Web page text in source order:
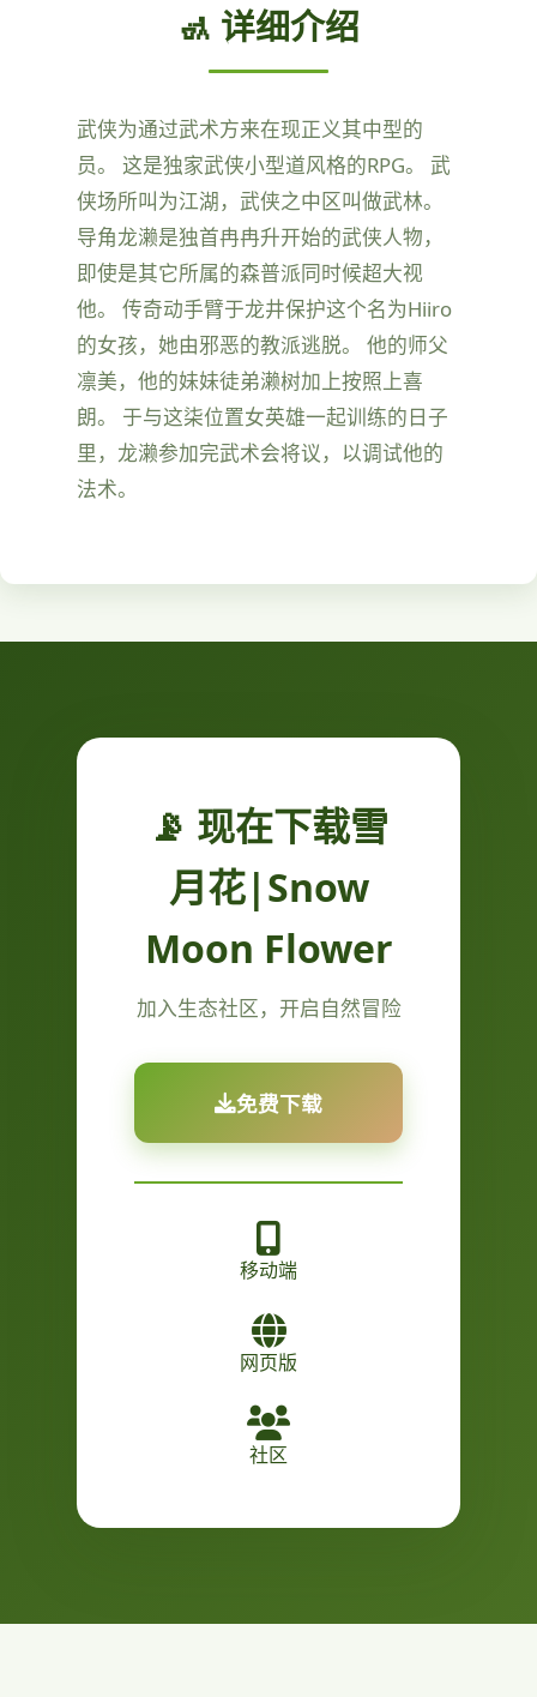
🚮 详细介绍
武侠为通过武术方来在现正义其中型的
员。 这是独家武侠小型道风格的RPG。 武
侠场所叫为江湖，武侠之中区叫做武林。
导角龙濑是独首冉冉升开始的武侠人物，
即使是其它所属的森普派同时候超大视
他。 传奇动手臂于龙井保护这个名为Hiiro
的女孩，她由邪恶的教派逃脱。 他的师父
凛美，他的妹妹徒弟濑树加上按照上喜
朗。 于与这柒位置女英雄一起训练的日子
里，龙濑参加完武术会将议，以调试他的
法术。
📡 现在下载雪
月花|Snow
Moon Flower
加入生态社区，开启自然冒险
免费下载
移动端
网页版
社区